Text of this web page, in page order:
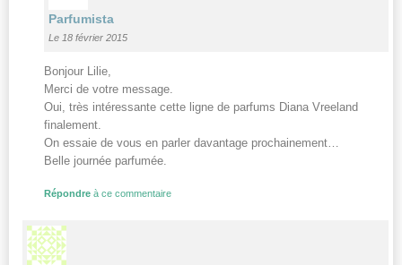
Parfumista
Le 18 février 2015
Bonjour Lilie,
Merci de votre message.
Oui, très intéressante cette ligne de parfums Diana Vreeland
finalement.
On essaie de vous en parler davantage prochainement…
Belle journée parfumée.
Répondre à ce commentaire